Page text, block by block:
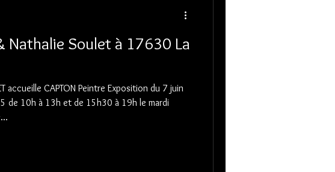
Nathalie Soulet à 17630 La
de 10h à 13h et de 15h30 à 19h le mardi